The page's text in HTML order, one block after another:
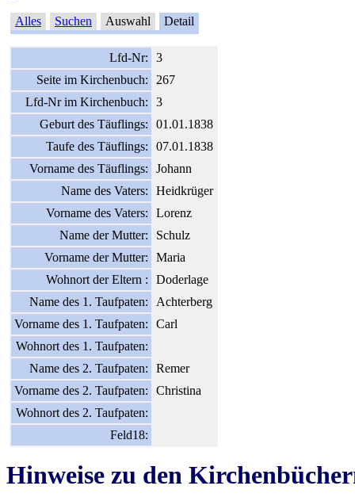
Alles Suchen Auswahl Detail
Lfd-Nr:
3
Seite im Kirchenbuch:
267
Lfd-Nr im Kirchenbuch:
3
Geburt des Täuflings:
01.01.1838
Taufe des Täuflings:
07.01.1838
Vorname des Täuflings:
Johann
Name des Vaters:
Heidkrüger
Vorname des Vaters:
Lorenz
Name der Mutter:
Schulz
Vorname der Mutter:
Maria
Wohnort der Eltern :
Doderlage
Name des 1. Taufpaten:
Achterberg
Vorname des 1. Taufpaten:
Carl
Wohnort des 1. Taufpaten:
Name des 2. Taufpaten:
Remer
Vorname des 2. Taufpaten:
Christina
Wohnort des 2. Taufpaten:
Feld18:
Hinweise zu den